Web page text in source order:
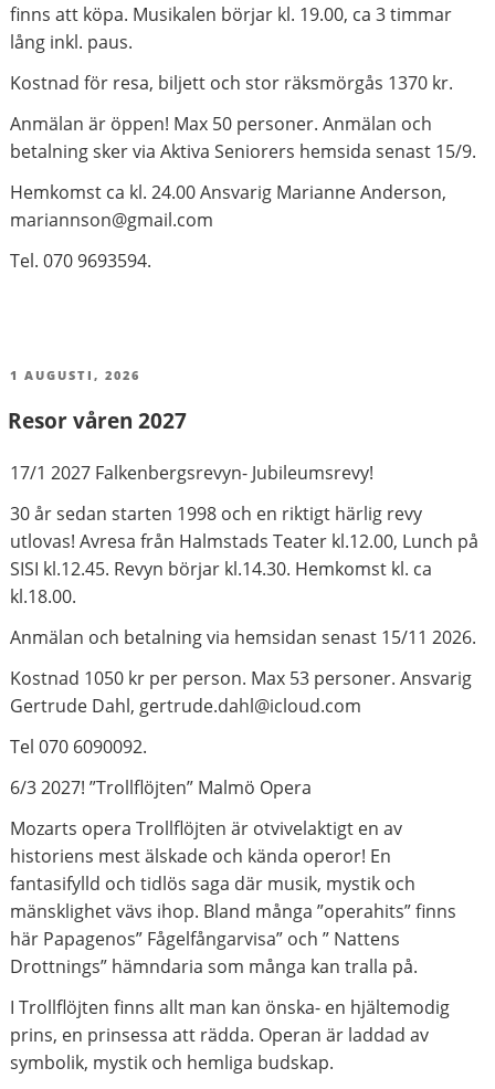
finns att köpa. Musikalen börjar kl. 19.00, ca 3 timmar
lång inkl. paus.
Kostnad för resa, biljett och stor räksmörgås 1370 kr.
Anmälan är öppen! Max 50 personer. Anmälan och
betalning sker via Aktiva Seniorers hemsida senast 15/9.
Hemkomst ca kl. 24.00 Ansvarig Marianne Anderson,
mariannson@gmail.com
Tel. 070 9693594.
PUBLICERAT
1 AUGUSTI, 2026
Resor våren 2027
17/1 2027 Falkenbergsrevyn- Jubileumsrevy!
30 år sedan starten 1998 och en riktigt härlig revy
utlovas! Avresa från Halmstads Teater kl.12.00, Lunch på
SISI kl.12.45. Revyn börjar kl.14.30. Hemkomst kl. ca
kl.18.00.
Anmälan och betalning via hemsidan senast 15/11 2026.
Kostnad 1050 kr per person. Max 53 personer. Ansvarig
Gertrude Dahl, gertrude.dahl@icloud.com
Tel 070 6090092.
6/3 2027! ”Trollflöjten” Malmö Opera
Mozarts opera Trollflöjten är otvivelaktigt en av
historiens mest älskade och kända operor! En
fantasifylld och tidlös saga där musik, mystik och
mänsklighet vävs ihop. Bland många ”operahits” finns
här Papagenos” Fågelfångarvisa” och ” Nattens
Drottnings” hämndaria som många kan tralla på.
I Trollflöjten finns allt man kan önska- en hjältemodig
prins, en prinsessa att rädda. Operan är laddad av
symbolik, mystik och hemliga budskap.